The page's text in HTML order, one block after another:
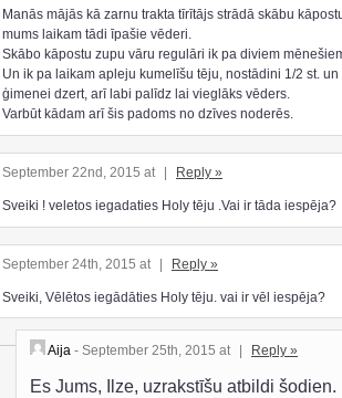
Manās mājās kā zarnu trakta tīrītājs strādā skābu
mums laikam tādi īpašie vēderi.
Skābo kāpostu zupu vāru regulāri ik pa diviem
Un ik pa laikam apleju kumelīšu tēju, nostādini 1/2 st.
ģimenei dzert, arī labi palīdz lai vieglāks vēders.
Varbūt kādam arī šis padoms no dzīves noderēs.
September 22nd, 2015 at Reply »
Sveiki ! veletos iegadaties Holy tēju .Vai ir tāda iespēja?
September 24th, 2015 at | Reply »
Sveiki, Vēlētos iegādāties Holy tēju. vai ir vēl iespēja?
Aija - September 25th, 2015 at Reply »
Es Jums, Ilze, uzrakstīšu atbildi šodien.